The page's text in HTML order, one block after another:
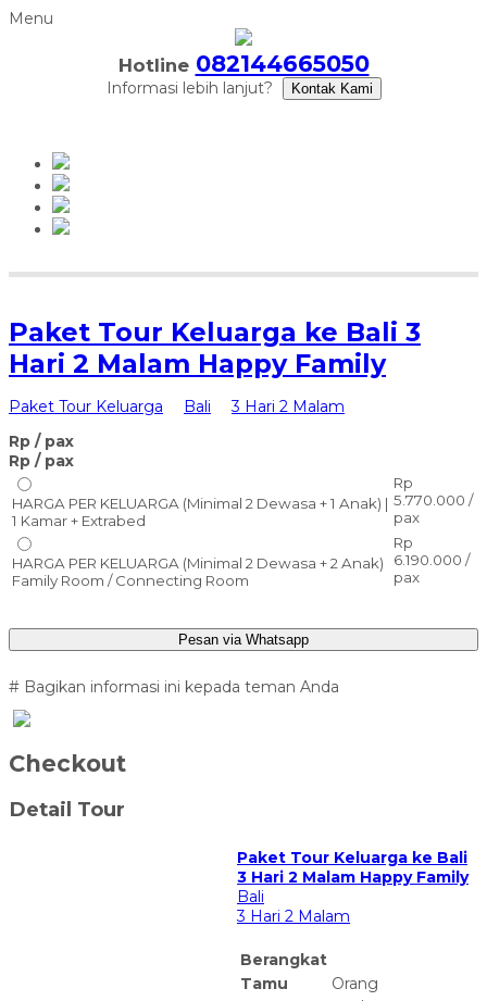
Menu
Hotline 082144665050
Informasi lebih lanjut? Kontak Kami
Paket Tour Keluarga ke Bali 3
Hari 2 Malam Happy Family
Paket Tour Keluarga Bali
3 Hari 2 Malam
Rp / pax
Rp / pax
HARGA PER KELUARGA (Minimal 2 Dewasa + 1 Anak) |
1 Kamar + Extrabed
Rp
5.770.000 /
pax
HARGA PER KELUARGA (Minimal 2 Dewasa + 2 Anak)
Family Room / Connecting Room
Rp
6.190.000 /
pax
Pesan via Whatsapp
# Bagikan informasi ini kepada teman Anda
Checkout
Detail Tour
Paket Tour Keluarga ke Bali
3 Hari 2 Malam Happy Family
Bali
3 Hari 2 Malam
Berangkat
Tamu
Orang